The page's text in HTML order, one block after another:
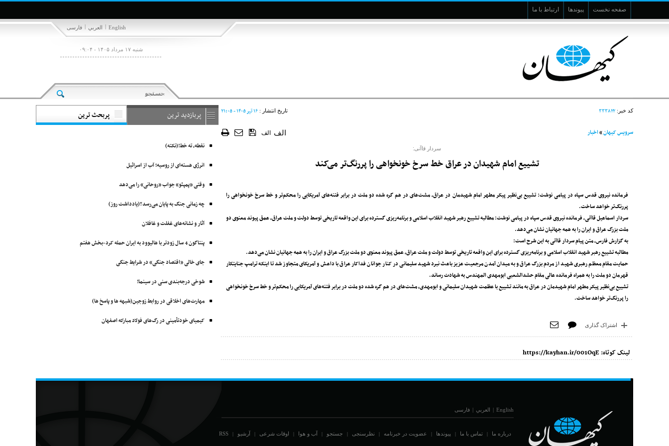
صفحه نخست پیوندها ارتباط با ما
فارسی | العربي | English
شنبه ۱۷ مرداد ۱۴۰۵ - ۰۹:۰۴
کد خبر: ۳۳۳۸۲۲ تاریخ انتشار :۱۶ تير ۱۴۰۵ - ۲۱:۰۵
سرویس کیهان»اخبار الف الف
سردار قاآنی:
تشییع امام شهیدان در عراق خط سرخ خونخواهی را پررنگ‌تر می‌کند
فرمانده نیروی قدس سپاه در پیامی نوشت: تشییع بی‌نظیر پیکر مطهر امام شهیدمان در عراق، مشت‌های در هم گره شده دو ملت در برابر فتنه‌های آمریکایی را محکم‌تر و خط سرخ خونخواهی را
پررنگ‌تر خواهد ساخت.
سردار اسماعیل قاآنی، فرمانده نیروی قدس سپاه در پیامی نوشت: مطالبه تشییع رهبر شهید انقلاب اسلامی و برنامه‌ریزی گسترده برای این واقعه تاریخی توسط دولت و ملت عراق، عمق پیوند معنوی دو
ملت بزرگ عراق و ایران را به همه جهانیان نشان می‌دهد.
به گزارش فارس، متن پیام سردار قاآنی به این شرح است:
مطالبه تشییع رهبر شهید انقلاب اسلامی و برنامه‌ریزی گسترده برای این واقعه تاریخی توسط دولت و ملت عراق، عمق پیوند معنوی دو ملت بزرگ عراق و ایران را به همه جهانیان نشان می‌دهد.
حمایت مقام معظم رهبری شهید از مردم بزرگ عراق و به میدان آمدن مرجعیت عزیز باعث نبرد شهید سلیمانی در کنار جوانان فداکار عراق با داعش و آمریکای متجاوز شد تا اینکه ترامپ جنایتکار
قهرمان دو ملت را به همراه فرمانده عالی مقام حشد‌الشعبی ابومهدی المهندس به شهادت رساند.
تشییع بی‌نظیر پیکر مطهر امام شهیدمان در عراق به مانند تشییع با عظمت شهیدان سلیمانی و ابومهدی، مشت‌های در هم گره شده دو ملت در برابر فتنه‌های آمریکایی را محکم‌تر و خط سرخ خونخواهی
را پررنگ‌تر خواهد ساخت.
اشتراک گذاری
لینک کوتاه: https://kayhan.ir/001OqE
پربازدید ترین پربحث ترین
نقطه، ته خط!(نکته)
انرژی هسته‌ای از روسیه؛ آب از اسرائیل
وقتی «پمپئو» جواب «روحانی» را می‌دهد
چه زمانی جنگ به پایان می‌رسد؟(یادداشت روز)
آثار و نشانه‌های غفلت و غافلان
پنتاگون 4 سال زودتر با ‌هالیوود به ایران حمله کرد-بخش هفتم
جای خالی «اقتصاد جنگی» در شرایط جنگی
شوخی درجه‌بندی سنی در سینما!
مهارت‌های اخلاقی در روابط زوجین(شبهه ها و پاسخ ها)
کیمیای خودتأمینی در رگ‌های فولاد مبارکه اصفهان
English
| العربي | فارسی
درباره ما | تماس با ما | پیوندها | عضویت در خبرنامه | نظرسنجی | جستجو | آب و هوا | اوقات شرعی | آرشیو |
RSS